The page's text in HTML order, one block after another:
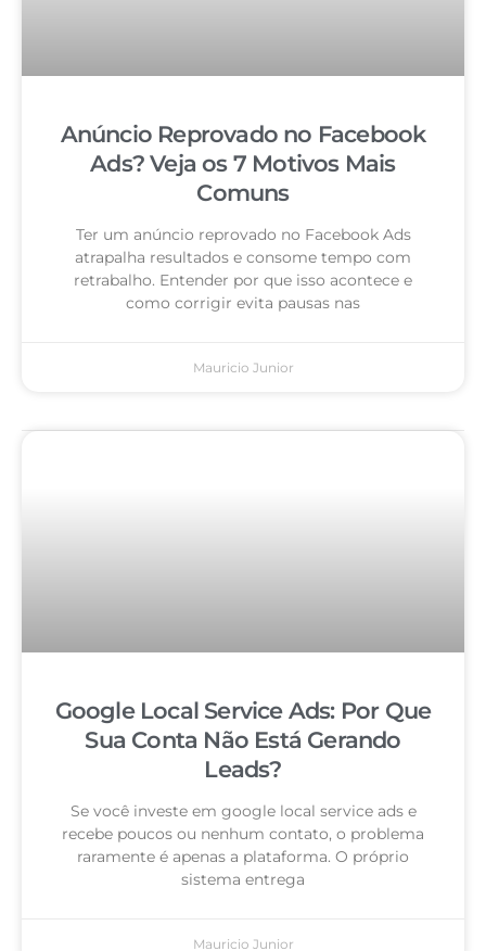
Anúncio Reprovado no Facebook
Ads? Veja os 7 Motivos Mais
Comuns
Ter um anúncio reprovado no Facebook Ads
atrapalha resultados e consome tempo com
retrabalho. Entender por que isso acontece e
como corrigir evita pausas nas
Mauricio Junior
Google Local Service Ads: Por Que
Sua Conta Não Está Gerando
Leads?
Se você investe em google local service ads e
recebe poucos ou nenhum contato, o problema
raramente é apenas a plataforma. O próprio
sistema entrega
Mauricio Junior